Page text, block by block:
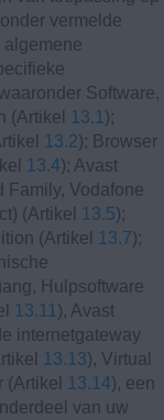
vermelde
algemene
Software,
(Artikel
13.1 );
13.2); Browser
13.4); Avast
Family, Vodafone
(Artikel
13.5);
(Artikel 13.7);
Hulpsoftware
13.11 ), Avast
internetgateway
13.13), Virtual
(Artikel
13.14), een
van uw